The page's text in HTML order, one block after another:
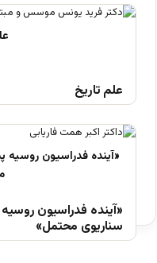
علم تاریخ
«آینده فدراسیون
سناریوی محتمل»